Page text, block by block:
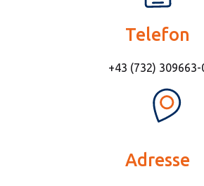
Telefon
+43 (732) 309663-
Adresse